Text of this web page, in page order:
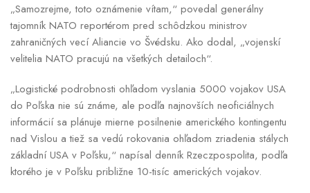
„Samozrejme, toto oznámenie vítam,“ povedal generálny
tajomník NATO reportérom pred schôdzkou ministrov
zahraničných vecí Aliancie vo Švédsku. Ako dodal, „vojenskí
velitelia NATO pracujú na všetkých detailoch“.
„Logistické podrobnosti ohľadom vyslania 5000 vojakov USA
do Poľska nie sú známe, ale podľa najnovších neoficiálnych
informácií sa plánuje mierne posilnenie amerického kontingentu
nad Vislou a tiež sa vedú rokovania ohľadom zriadenia stálych
základní USA v Poľsku,“ napísal denník Rzeczpospolita, podľa
ktorého je v Poľsku približne 10-tisíc amerických vojakov.